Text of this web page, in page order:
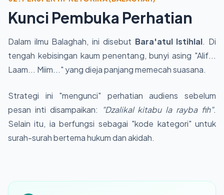
Kunci Pembuka Perhatian
Dalam ilmu Balaghah, ini disebut Bara'atul Istihlal. Di
tengah kebisingan kaum penentang, bunyi asing "Alif...
Laam... Miim..." yang dieja panjang memecah suasana.
Strategi ini "mengunci" perhatian audiens sebelum
pesan inti disampaikan:
"Dzalikal kitabu la rayba fih".
Selain itu, ia berfungsi sebagai "kode kategori" untuk
surah-surah bertema hukum dan akidah.